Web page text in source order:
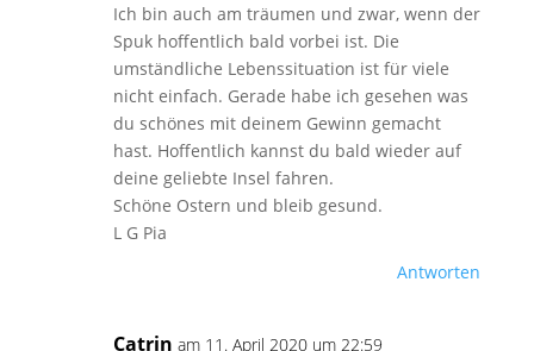
Ich bin auch am träumen und zwar, wenn der
Spuk hoffentlich bald vorbei ist. Die
umständliche Lebenssituation ist für viele
nicht einfach. Gerade habe ich gesehen was
du schönes mit deinem Gewinn gemacht
hast. Hoffentlich kannst du bald wieder auf
deine geliebte Insel fahren.
Schöne Ostern und bleib gesund.
L G Pia
Antworten
Catrin am 11. April 2020 um 22:59